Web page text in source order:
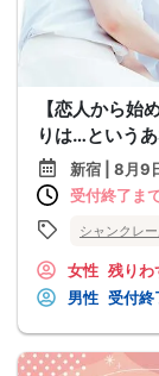
【恋人から
りは…という
新宿 | 8月9
受付終了ま
シャンクレ
女性 残りわ
男性 受付終